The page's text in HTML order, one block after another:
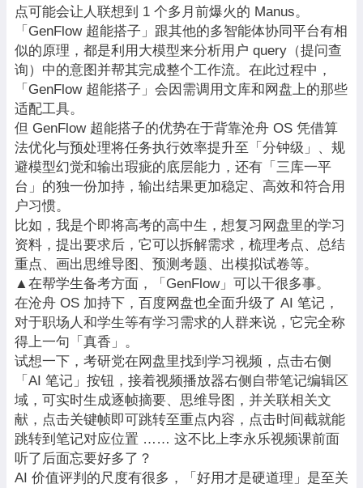
点可能会让人联想到 1 个多月前爆火的 Manus。
「GenFlow 超能搭子」跟其他的多智能体协同平台有相
似的原理，都是利用大模型来分析用户 query（提问查
询）中的意图并帮其完成整个工作流。在此过程中，
「GenFlow 超能搭子」会因需调用文库和网盘上的那些
适配工具。
但 GenFlow 超能搭子的优势在于背靠沧舟 OS 凭借算
法优化与预处理将任务执行效率提升至「分钟级」、规
避模型幻觉和输出瑕疵的底层能力，还有「三库一平
台」的独一份加持，输出结果更加稳定、高效和符合用
户习惯。
比如，我是个即将高考的高中生，想复习网盘里的学习
资料，提出要求后，它可以拆解需求，梳理考点、总结
重点、画出思维导图、预测考题、出模拟试卷等。
▲在帮学生备考方面，「GenFlow」可以干很多事。
在沧舟 OS 加持下，百度网盘也全面升级了 AI 笔记，
对于职场人和学生等有学习需求的人群来说，它完全称
得上一句「真香」。
试想一下，考研党在网盘里找到学习视频，点击右侧
「AI 笔记」按钮，接着视频播放器右侧自带笔记编辑区
域，可实时生成逐帧摘要、思维导图，并关联相关文
献，点击关键帧即可跳转至重点内容，点击时间截就能
跳转到笔记对应位置 …… 这不比上李永乐视频课前面
听了后面忘要好多了？
AI 价值评判的尺度有很多，「好用才是硬道理」是至关